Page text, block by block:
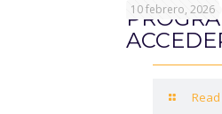
10 febrero, 2026